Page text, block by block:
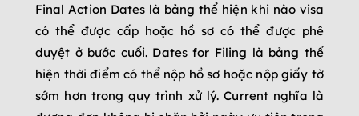
Final Action Dates là bảng thể hiện khi nào visa
có thể được cấp hoặc hồ sơ có thể được phê
duyệt ở bước cuối. Dates for Filing là bảng thể
hiện thời điểm có thể nộp hồ sơ hoặc nộp giấy tờ
sớm hơn trong quy trình xử lý. Current nghĩa là